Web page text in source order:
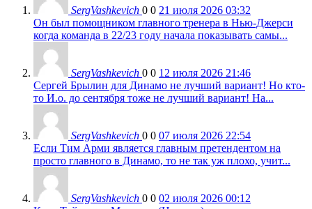
SergVashkevich 0 0 21 июля 2026 03:32
Он был помощником главного тренера в Нью-Джерси
когда команда в 22/23 году начала показывать самы...
SergVashkevich 0 0 12 июля 2026 21:46
Сергей Брылин для Динамо не лучший вариант! Но кто-
то И.о. до сентября тоже не лучший вариант! На...
SergVashkevich 0 0 07 июля 2026 22:54
Если Тим Арми является главным претендентом на
просто главного в Динамо, то не так уж плохо, учит...
SergVashkevich 0 0 02 июля 2026 00:12